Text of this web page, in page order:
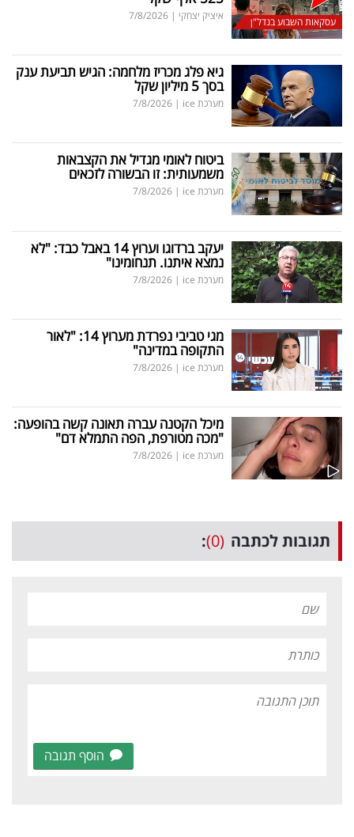
עסקאות השבוע בנדל"ן איציק יצחקי |
7/8/2026
גיא פלג מכריז מלחמה: הגיש תביעת ענק
בסך 5 מיליון שקל
מערכת ice |
7/8/2026
ביטוח לאומי מגדיל את הקצבאות
משמעותית: זו הבשורה לזכאים
מערכת ice |
7/8/2026
יעקב ברדוגו וערוץ 14 באבל כבד: "לא
נמצא איתנו. תנחומינו"
מערכת ice |
7/8/2026
מגי טביבי נפרדת מערוץ 14: "לאור
התקופה במדינה"
מערכת ice |
7/8/2026
מיכל הקטנה עברה תאונה קשה בהופעה:
"מכה מטורפת, הפה התמלא דם"
מערכת ice |
7/8/2026
תגובות לכתבה (0)
:
הוסף תגובה